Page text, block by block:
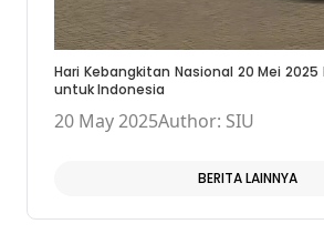
Hari Kebangkitan Nasional 20 Mei 2025
untuk Indonesia
20 May 2025Author: SIU
BERITA LAINNYA